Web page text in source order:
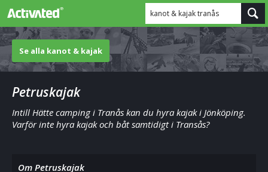
kanot & kajak tranås
Se alla kanot & kajak
Petruskajak
Intill Hätte camping i Tranås kan du hyra kajak i Jönköping.
Varför inte hyra kajak och båt samtidigt i Transås?
Om Petruskajak